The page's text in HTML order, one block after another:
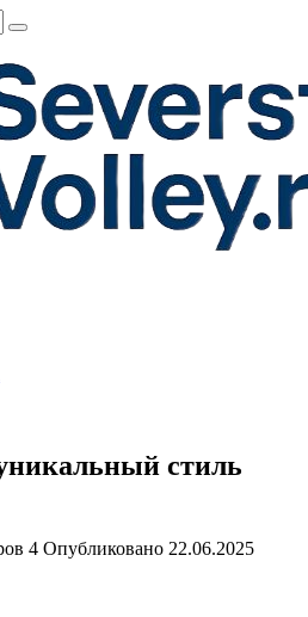
стиль
4 Опубликовано 22.06.2025